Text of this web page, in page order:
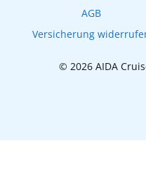
AGB
Versicherung
© 2026 AIDA